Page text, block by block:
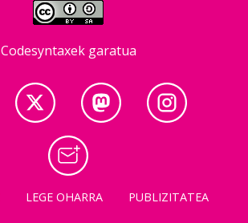
Codesyntaxek garatua
LEGE OHARRA
PUBLIZITATEA